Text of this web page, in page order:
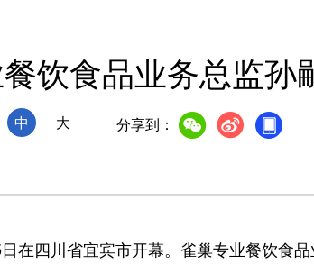
饮食品业务总监孙
中 大 分享到：
四川省宜宾市开幕。雀巢专业餐饮食